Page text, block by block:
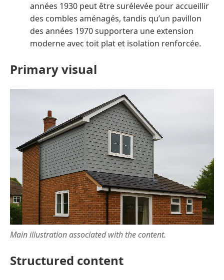
années 1930 peut être surélevée pour accueillir
des combles aménagés, tandis qu’un pavillon
des années 1970 supportera une extension
moderne avec toit plat et isolation renforcée.
Primary visual
Main illustration associated with the content.
Structured content